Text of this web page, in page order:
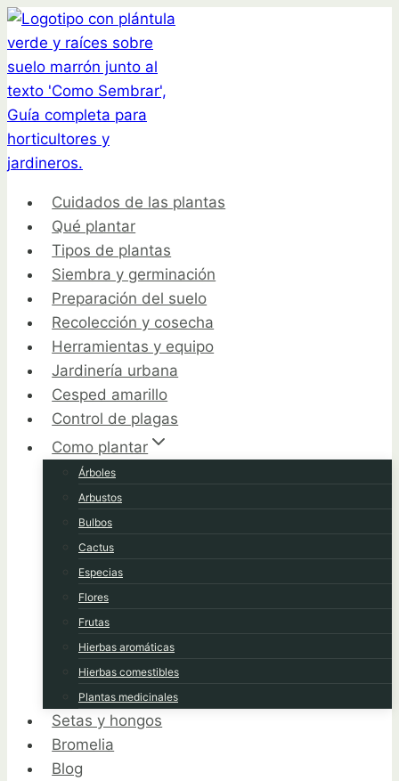
Saltar
al
contenido
Cuidados de las plantas
Qué plantar
Tipos de plantas
Siembra y germinación
Preparación del suelo
Recolección y cosecha
Herramientas y equipo
Jardinería urbana
Cesped amarillo
Control de plagas
Como plantar
Árboles
Arbustos
Bulbos
Cactus
Especias
Flores
Frutas
Hierbas aromáticas
Hierbas comestibles
Plantas medicinales
Setas y hongos
Bromelia
Blog